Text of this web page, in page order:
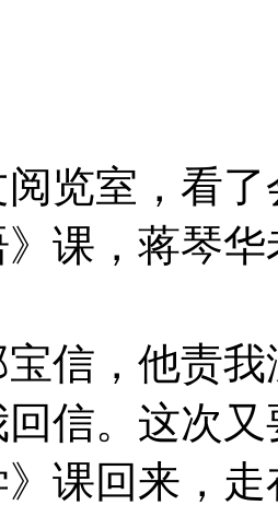
阅览室，看
》课，蒋琴
信，他责
信。这次
》课回来，